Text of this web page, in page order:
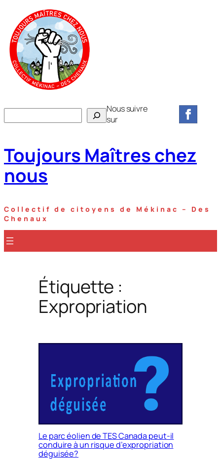
contenu
e
h
e
r
c
e
r
Nous suivre
sur
Toujours Maîtres chez
nous
Collectif de citoyens de Mékinac – Des
Chenaux
Étiquette :
Expropriation
Le parc éolien de TES Canada peut-il
conduire à un risque d’expropriation
déguisée?